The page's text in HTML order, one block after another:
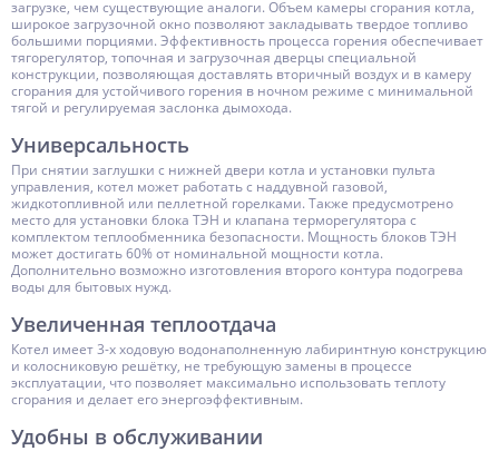
загрузке, чем существующие аналоги. Объем камеры сгорания котла,
широкое загрузочной окно позволяют закладывать твердое топливо
большими порциями. Эффективность процесса горения обеспечивает
тягорегулятор, топочная и загрузочная дверцы специальной
конструкции, позволяющая доставлять вторичный воздух и в камеру
сгорания для устойчивого горения в ночном режиме с минимальной
тягой и регулируемая заслонка дымохода.
Универсальность
При снятии заглушки с нижней двери котла и установки пульта
управления, котел может работать с наддувной газовой,
жидкотопливной или пеллетной горелками. Также предусмотрено
место для установки блока ТЭН и клапана терморегулятора с
комплектом теплообменника безопасности. Мощность блоков ТЭН
может достигать 60% от номинальной мощности котла.
Дополнительно возможно изготовления второго контура подогрева
воды для бытовых нужд.
Увеличенная теплоотдача
Котел имеет 3-х ходовую водонаполненную лабиринтную конструкцию
и колосниковую решётку, не требующую замены в процессе
эксплуатации, что позволяет максимально использовать теплоту
сгорания и делает его энергоэффективным.
Удобны в обслуживании